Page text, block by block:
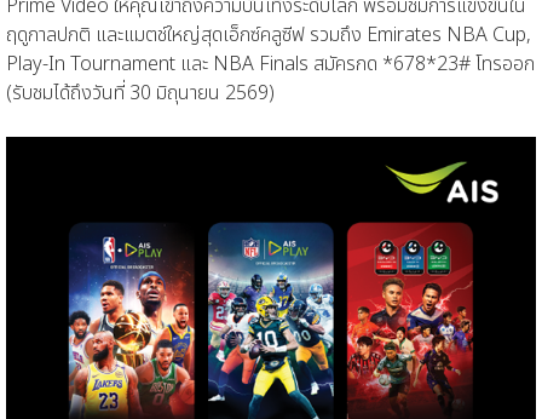
Prime Video ให้คุณเข้าถึงความบันเทิงระดับโลก พร้อมชมการแข่งขันใน
ฤดูกาลปกติ และแมตช์ใหญ่สุดเอ็กซ์คลูซีฟ รวมถึง Emirates NBA Cup,
Play-In Tournament และ NBA Finals สมัครกด *678*23# โทรออก
(รับชมได้ถึงวันที่ 30 มิถุนายน 2569)